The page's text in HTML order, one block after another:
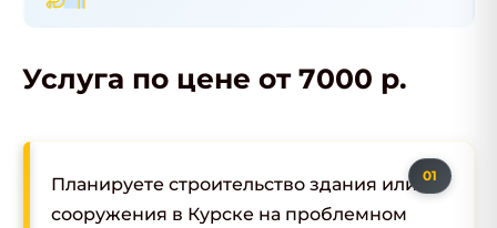
Услуга по цене от 7000 р.
Планируете строительство здания или
сооружения в Курске на проблемном